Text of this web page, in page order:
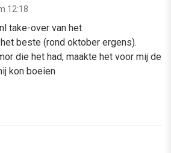
12:18
take-over van het
beste (rond oktober ergens).
die het had, maakte het voor mij de
kon boeien